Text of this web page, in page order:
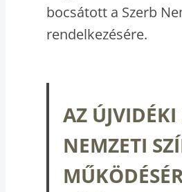
bocsátott a Szerb
rendelkezésére.
AZ ÚJVIDÉKI
NEMZETI